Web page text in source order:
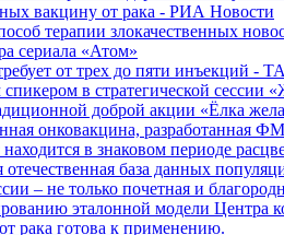
вакцину от рака - РИА Новости
терапии злокачественных
сериала «Атом»
от трех до пяти инъекций -
в стратегической сессии
доброй акции «Ёлка
онковакцина, разработанная
в знаковом периоде
база данных
– не только почетная и
эталонной модели Центра
рака готова к применению.